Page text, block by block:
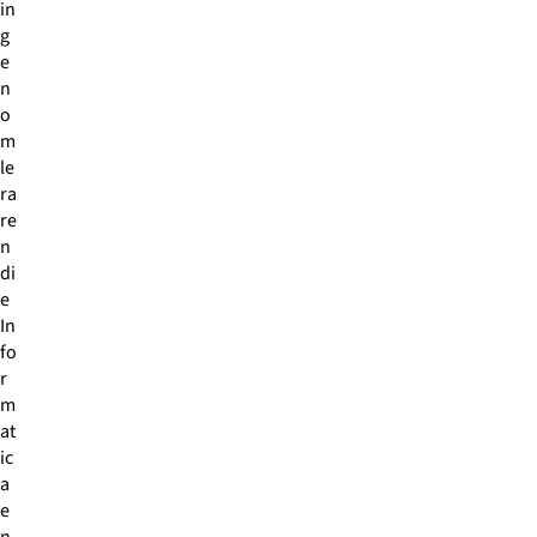
in
g
e
n
o
m
le
ra
re
n
di
e
In
fo
r
m
at
ic
a
e